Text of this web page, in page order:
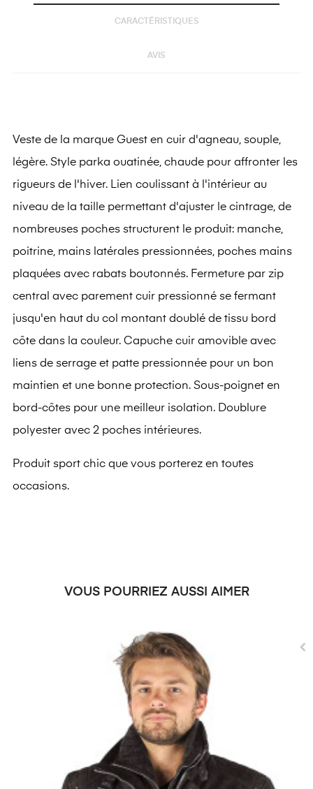
CARACTÉRISTIQUES
AVIS
Veste de la marque Guest en cuir d'agneau, souple,
légère. Style parka ouatinée, chaude pour affronter les
rigueurs de l'hiver. Lien coulissant à l'intérieur au
niveau de la taille permettant d'ajuster le cintrage, de
nombreuses poches structurent le produit: manche,
poitrine, mains latérales pressionnées, poches mains
plaquées avec rabats boutonnés. Fermeture par zip
central avec parement cuir pressionné se fermant
jusqu'en haut du col montant doublé de tissu bord
côte dans la couleur. Capuche cuir amovible avec
liens de serrage et patte pressionnée pour un bon
maintien et une bonne protection. Sous-poignet en
bord-côtes pour une meilleur isolation. Doublure
polyester avec 2 poches intérieures.
Produit sport chic que vous porterez en toutes
occasions.
VOUS POURRIEZ AUSSI AIMER